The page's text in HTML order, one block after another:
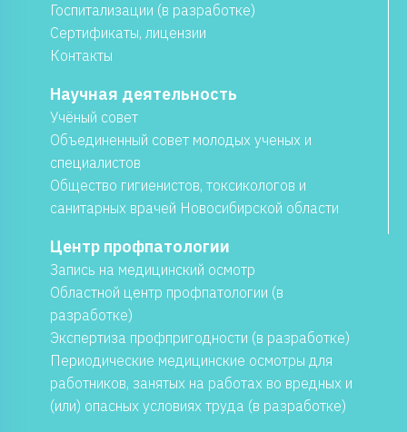
Госпитализации (в разработке)
Сертификаты, лицензии
Контакты
Научная деятельность
Учёный совет
Объединенный совет молодых ученых и
специалистов
Общество гигиенистов, токсикологов и
санитарных врачей Новосибирской области
Центр профпатологии
Запись на медицинский осмотр
Областной центр профпатологии (в
разработке)
Экспертиза профпригодности (в разработке)
Периодические медицинские осмотры для
работников, занятых на работах во вредных и
(или) опасных условиях труда (в разработке)